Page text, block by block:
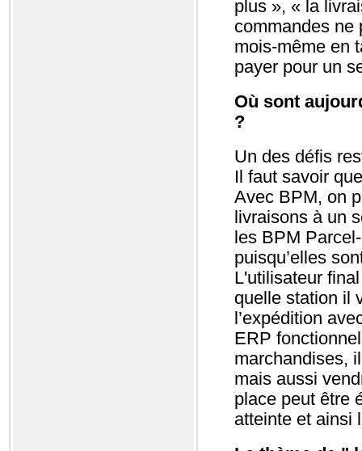
plus », « la
commandes ne
mois-même en
payer pour un
Où sont
?
Un des défis
Il faut savoir
Avec BPM, on
livraisons à un
les BPM
puisqu’elles
L'utilisateur
quelle station il
l’expédition
ERP
marchandises,
mais aussi
place peut être
atteinte et ainsi